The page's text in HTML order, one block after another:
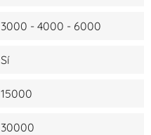
3000 - 4000 - 6000
Sí
15000
30000